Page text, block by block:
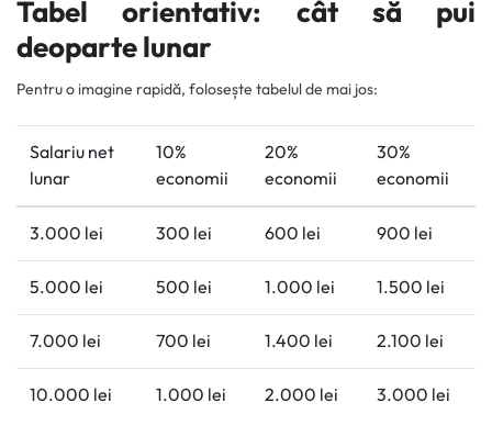
Tabel orientativ: cât să pui
deoparte lunar
Pentru o imagine rapidă, folosește tabelul de mai jos:
Salariu net
lunar
10%
economii
20%
economii
30%
economii
3.000 lei 300 lei 600 lei 900 lei
5.000 lei 500 lei 1.000 lei 1.500 lei
7.000 lei 700 lei 1.400 lei 2.100 lei
10.000 lei 1.000 lei 2.000 lei 3.000 lei